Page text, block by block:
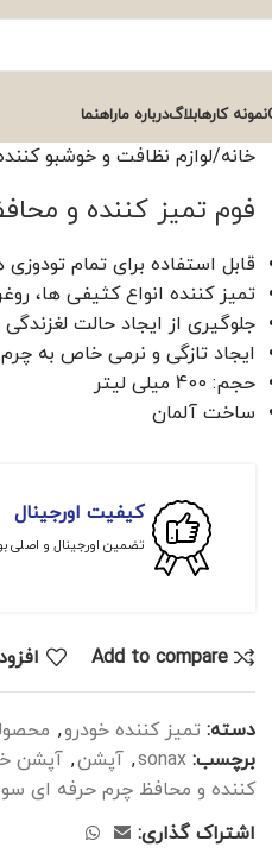
نمونه کارهابلاگدرباره ماراهنما
خانه لوازم نظافت و خوشبو
فوم تمیز کننده و
قابل استفاده برای تمام
تمیز کننده انواع کثيفی ها،
جلوگیری از ايجاد حالت
ایجاد تازگی و نرمی خاص به چرم
حجم: 400 میلی لیتر
ساخت آلمان
کیفیت اورجینال
تضمین اورجینال و اصلی
Add to compare
دسته: تمیز کننده خودرو,
برچسب: sonax
, آپشن, آپشن
کننده و محافظ چرم حرفه ای
اشتراک گذاری: